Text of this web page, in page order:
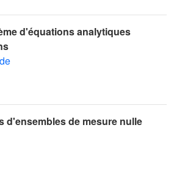
d'équations analytiques
d'ensembles de mesure nulle